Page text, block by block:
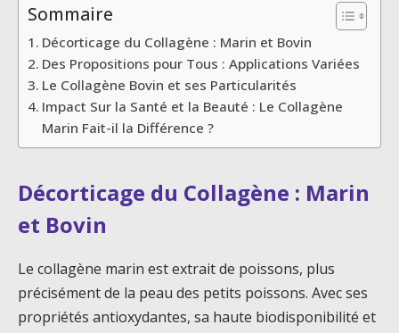
Sommaire
Décorticage du Collagène : Marin et Bovin
Des Propositions pour Tous : Applications Variées
Le Collagène Bovin et ses Particularités
Impact Sur la Santé et la Beauté : Le Collagène
Marin Fait-il la Différence ?
Décorticage du Collagène : Marin
et Bovin
Le collagène marin est extrait de poissons, plus
précisément de la peau des petits poissons. Avec ses
propriétés antioxydantes, sa haute biodisponibilité et